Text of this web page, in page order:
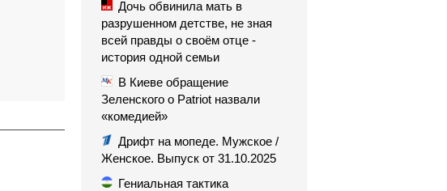
Дочь обвинила мать в
разрушенном детстве, не зная
всей правды о своём отце -
история одной семьи
В Киеве обращение
Зеленского о Patriot назвали
«комедией»
Дрифт на мопеде. Мужское /
Женское. Выпуск от 31.10.2025
Гениальная тактика